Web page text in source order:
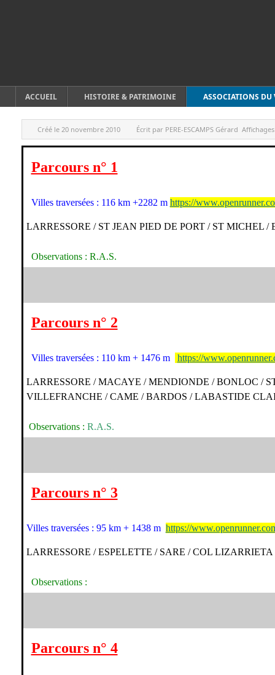
ACCUEIL HISTOIRE & PATRIMOINE ASSOCIATIONS DU
Créé le 20 novembre 2010 Écrit par PERE-ESCAMPS Gérard
Parcours n° 1
Villes traversées : 116 km +2282 m https://
LARRESSORE / ST JEAN PIED DE PORT / ST MICHEL
Observations : R.A.S.
Parcours n° 2
Villes traversées : 110 km + 1476 m https://
LARRESSORE / MACAYE / MENDIONDE / BONLOC /
VILLEFRANCHE / CAME / BARDOS / LABASTIDE
Observations : R.A.S.
Parcours n° 3
Villes traversées : 95 km + 1438 m https://
LARRESSORE / ESPELETTE / SARE / COL
Observations :
Parcours n° 4